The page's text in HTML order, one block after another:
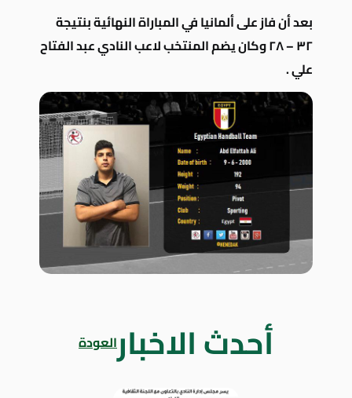
بعد أن فاز على ألمانيا في المباراة النهائية بنتيجة
٣٢ – ٢٨ وكان يضم المنتخب لاعب النادي عبد الفتاح
علي .
أحدث الاخبارالعودة